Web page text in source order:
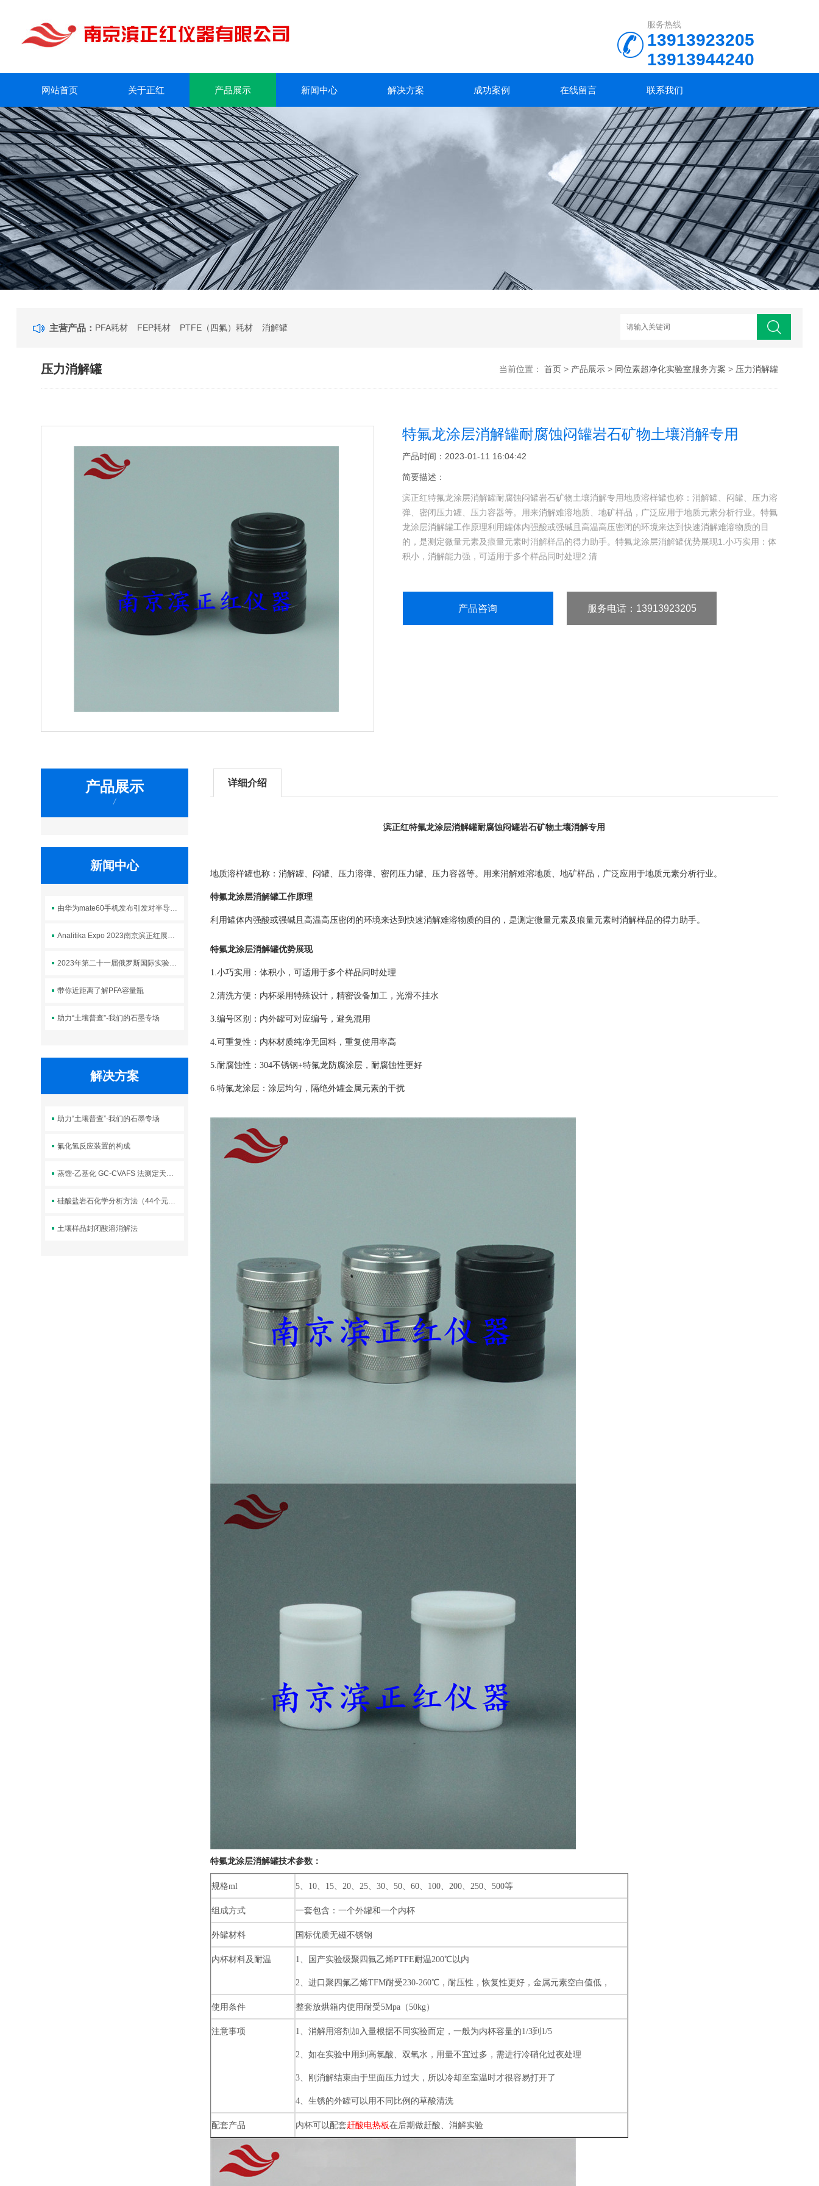
服务热线
13913923205
13913944240
网站首页 关于正红 产品展示 新闻中心 解决方案 成功案例 在线留言 联系我们
主营产品： PFA耗材 FEP耗材 PTFE（四氟）耗材 消解罐
压力消解罐 当前位置： 首页> 产品展示> 同位素超净化实验室服务方案 > 压力消解罐
特氟龙涂层消解罐耐腐蚀闷罐岩石矿物土壤消解专用
产品时间：2023-01-11 16:04:42
简要描述：
滨正红特氟龙涂层消解罐耐腐蚀闷罐岩石矿物土壤消解专用地质溶样罐也称：消解罐、闷罐、压力溶
弹、密闭压力罐、压力容器等。用来消解难溶地质、地矿样品，广泛应用于地质元素分析行业。特氟
龙涂层消解罐工作原理利用罐体内强酸或强碱且高温高压密闭的环境来达到快速消解难溶物质的目
的，是测定微量元素及痕量元素时消解样品的得力助手。特氟龙涂层消解罐优势展现1.小巧实用：体
积小，消解能力强，可适用于多个样品同时处理2.清
产品咨询 服务电话：13913923205
产品展示
/
新闻中心
由华为mate60手机发布引发对半导体芯片行业深深的感悟和思
Analitika Expo 2023南京滨正红展会风采
2023年第二十一届俄罗斯国际实验室仪器及设备展览会
带你近距离了解PFA容量瓶
助力“土壤普查”-我们的石墨专场
解决方案
助力“土壤普查”-我们的石墨专场
氟化氢反应装置的构成
蒸馏-乙基化 GC-CVAFS 法测定天然水体中的甲基汞
硅酸盐岩石化学分析方法（44个元素量测定）GB/T 1450
土壤样品封闭酸溶消解法
详细介绍
滨正红特氟龙涂层消解罐耐腐蚀闷罐岩石矿物土壤消解专用
地质溶样罐也称：消解罐、闷罐、压力溶弹、密闭压力罐、压力容器等。用来消解难溶地质、地矿样品，广泛应用于地质元素分析行业。
特氟龙涂层消解罐工作原理
利用罐体内强酸或强碱且高温高压密闭的环境来达到快速消解难溶物质的目的，是测定微量元素及痕量元素时消解样品的得力助手。
特氟龙涂层消解罐优势展现
1.小巧实用：体积小，可适用于多个样品同时处理
2.清洗方便：内杯采用特殊设计，精密设备加工，光滑不挂水
3.编号区别：内外罐可对应编号，避免混用
4.可重复性：内杯材质纯净无回料，重复使用率高
5.耐腐蚀性：304不锈钢+特氟龙防腐涂层，耐腐蚀性更好
6.特氟龙涂层：涂层均匀，隔绝外罐金属元素的干扰
特氟龙涂层消解罐技术参数：
规格ml 5、 10、 15、20、25、30、50、60、 100、200、250、500等
组成方式 一套包含：一个外罐和一个内杯
外罐材料 国标优质无磁不锈钢
内杯材料及耐温 1、国产实验级聚四氟乙烯PTFE耐温200℃以内
2、进口聚四氟乙烯TFM耐受230-260℃，耐压性，恢复性更好，金属元素空白值低，
使用条件 整套放烘箱内使用耐受5Mpa （50kg）
注意事项 1、消解用溶剂加入量根据不同实验而定，一般为内杯容量的1/3到 1/5
2、如在实验中用到高氯酸、双氧水，用量不宜过多，需进行冷硝化过夜处理
3、刚消解结束由于里面压力过大，所以冷却至室温时才很容易打开了
4、生锈的外罐可以用不同比例的草酸清洗
配套产品 内杯可以配套赶酸电热板在后期做赶酸、消解实验